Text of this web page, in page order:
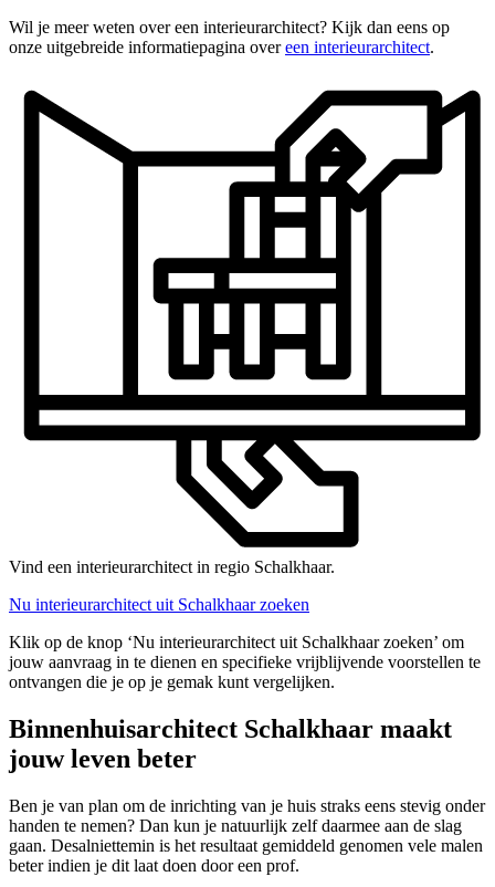
Wil je meer weten over een interieurarchitect? Kijk dan eens op
onze uitgebreide informatiepagina overeen interieurarchitect.
Vind een interieurarchitect in regio Schalkhaar.
Nu interieurarchitect uit Schalkhaar zoeken
Klik op de knop ‘Nu interieurarchitect uit Schalkhaar zoeken’ om
jouw aanvraag in te dienen en specifieke vrijblijvende voorstellen te
ontvangen die je op je gemak kunt vergelijken.
Binnenhuisarchitect Schalkhaar maakt
jouw leven beter
Ben je van plan om de inrichting van je huis straks eens stevig onder
handen te nemen? Dan kun je natuurlijk zelf daarmee aan de slag
gaan. Desalniettemin is het resultaat gemiddeld genomen vele malen
beter indien je dit laat doen door een prof.